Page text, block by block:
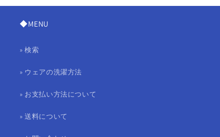
◆MENU
» 検索
» ウェアの洗濯方法
» お支払い方法について
» 送料について